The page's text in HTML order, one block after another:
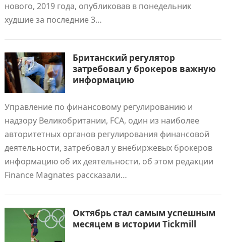
нового, 2019 года, опубликовав в понедельник
худшие за последние 3…
Британский регулятор
затребовал у брокеров важную
информацию
Управление по финансовому регулированию и
надзору Великобритании, FCA, один из наиболее
авторитетных органов регулирования финансовой
деятельности, затребовал у внебиржевых брокеров
информацию об их деятельности, об этом редакции
Finance Magnates рассказали…
Октябрь стал самым успешным
месяцем в истории Tickmill